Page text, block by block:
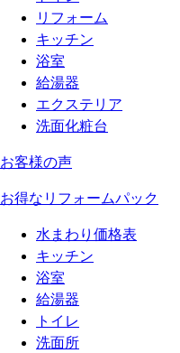
リフォーム
キッチン
浴室
給湯器
エクステリア
洗面化粧台
お客様の声
お得なリフォームパック
水まわり価格表
キッチン
浴室
給湯器
トイレ
洗面所